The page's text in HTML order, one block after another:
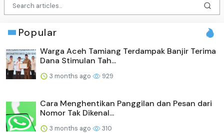
Popular
Warga Aceh Tamiang Terdampak Banjir Terima
Dana Stimulan Tah...
3 months ago 929
Cara Menghentikan Panggilan dan Pesan dari
Nomor Tak Dikenal...
3 months ago 310